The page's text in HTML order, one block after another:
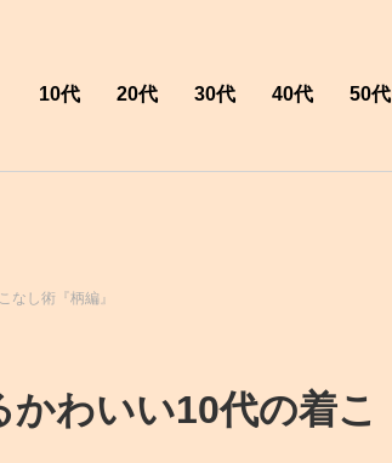
10代 20代 30代 40代 50代
なし術『柄編』
かわいい10代の着こ